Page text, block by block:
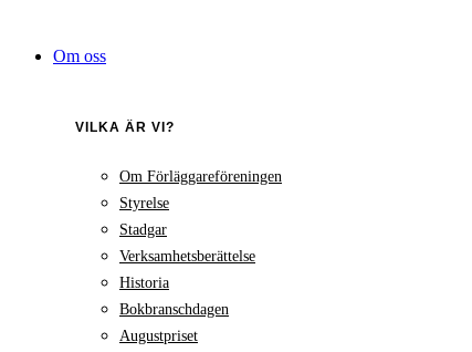
innehållOm oss
VILKA ÄR VI?
Om Förläggareföreningen
Styrelse
Stadgar
Verksamhetsberättelse
Historia
Bokbranschdagen
Augustpriset